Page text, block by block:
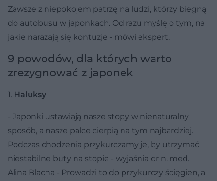
Zawsze z niepokojem patrzę na ludzi, którzy biegną
do autobusu w japonkach. Od razu myślę o tym, na
jakie narażają się kontuzje - mówi ekspert.
9 powodów, dla których warto
zrezygnować z japonek
1. Haluksy
- Japonki ustawiają nasze stopy w nienaturalny
sposób, a nasze palce cierpią na tym najbardziej.
Podczas chodzenia przykurczamy je, by utrzymać
niestabilne buty na stopie - wyjaśnia dr n. med.
Alina Blacha - Prowadzi to do przykurczy ścięgien, a